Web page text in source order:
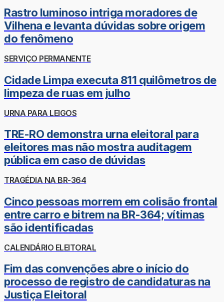
Rastro luminoso intriga moradores de
Vilhena e levanta dúvidas sobre origem
do fenômeno
SERVIÇO PERMANENTE
Cidade Limpa executa 811 quilômetros de
limpeza de ruas em julho
URNA PARA LEIGOS
TRE-RO demonstra urna eleitoral para
eleitores mas não mostra auditagem
pública em caso de dúvidas
TRAGÉDIA NA BR-364
Cinco pessoas morrem em colisão frontal
entre carro e bitrem na BR-364; vítimas
são identificadas
CALENDÁRIO ELEITORAL
Fim das convenções abre o início do
processo de registro de candidaturas na
Justiça Eleitoral